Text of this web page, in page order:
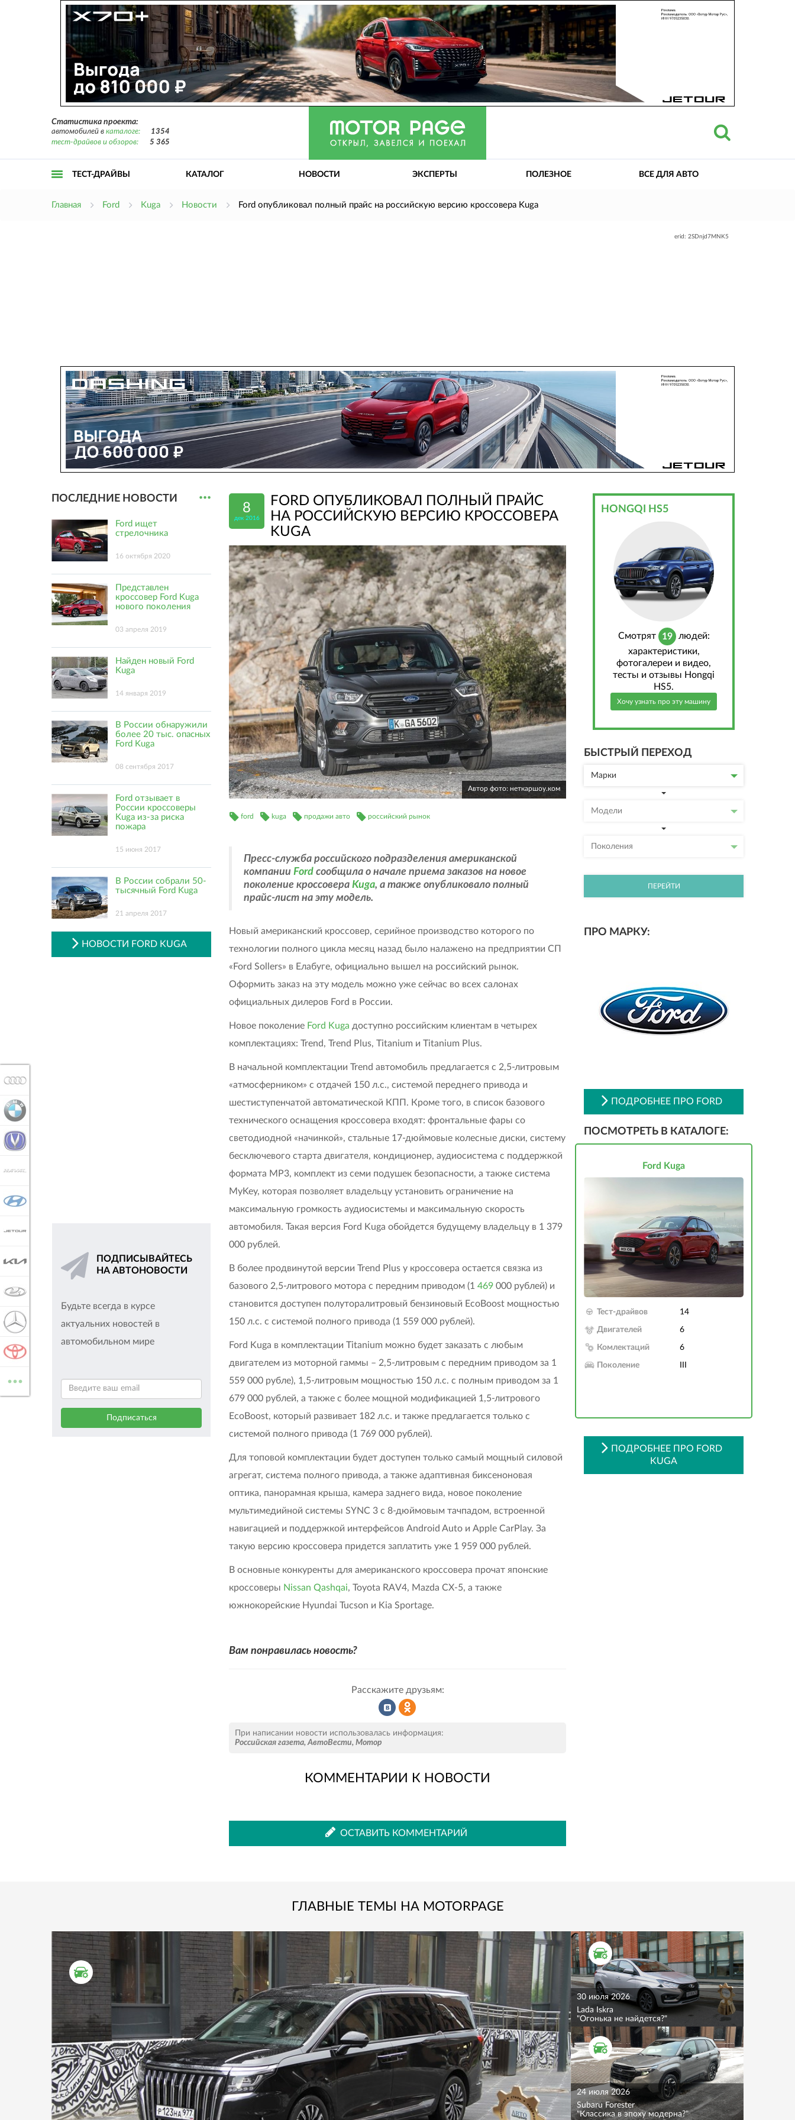
Статистика проекта:
автомобилей в каталоге:
1354
тест-драйвов и обзоров:
5 365
ТЕСТ-ДРАЙВЫ КАТАЛОГ НОВОСТИ ЭКСПЕРТЫ ПОЛЕЗНОЕ ВСЕ ДЛЯ АВТО
Главная Ford Kuga Новости Ford опубликовал полный прайс на российскую версию кроссовера Kuga
erid: 2SDnjd7MNK5
8
дек 2016
FORD ОПУБЛИКОВАЛ ПОЛНЫЙ ПРАЙС
НА РОССИЙСКУЮ ВЕРСИЮ КРОССОВЕРА
KUGA
Автор фото: неткаршоу.ком
ford kuga продажи авто российский рынок
Пресс-служба российского подразделения американской
компании Ford сообщила о начале приема заказов на новое
поколение кроссовера Kuga, а также опубликовало полный
прайс-лист на эту модель.
Новый американский кроссовер, серийное производство которого по
технологии полного цикла месяц назад было налажено на предприятии СП
«Ford Sollers» в Елабуге, официально вышел на российский рынок.
Оформить заказ на эту модель можно уже сейчас во всех салонах
официальных дилеров Ford в России.
Новое поколение Ford Kuga доступно российским клиентам в четырех
комплектациях: Trend, Trend Plus, Titanium и Titanium Plus.
В начальной комплектации Trend автомобиль предлагается с 2,5-литровым
«атмосферником» с отдачей 150 л.с., системой переднего привода и
шестиступенчатой автоматической КПП. Кроме того, в список базового
технического оснащения кроссовера входят: фронтальные фары со
светодиодной «начинкой», стальные 17-дюймовые колесные диски, систему
бесключевого старта двигателя, кондиционер, аудиосистема с поддержкой
формата MP3, комплект из семи подушек безопасности, а также система
MyKey, которая позволяет владельцу установить ограничение на
максимальную громкость аудиосистемы и максимальную скорость
автомобиля. Такая версия Ford Kuga обойдется будущему владельцу в 1 379
000 рублей.
В более продвинутой версии Trend Plus у кроссовера остается связка из
базового 2,5-литрового мотора с передним приводом (1 469 000 рублей) и
становится доступен полуторалитровый бензиновый EcoBoost мощностью
150 л.с. с системой полного привода (1 559 000 рублей).
Ford Kuga в комплектации Titanium можно будет заказать с любым
двигателем из моторной гаммы – 2,5-литровым с передним приводом за 1
559 000 рубле), 1,5-литровым мощностью 150 л.с. с полным приводом за 1
679 000 рублей, а также с более мощной модификацией 1,5-литрового
EcoBoost, который развивает 182 л.с. и также предлагается только с
системой полного привода (1 769 000 рублей).
Для топовой комплектации будет доступен только самый мощный силовой
агрегат, система полного привода, а также адаптивная биксеноновая
оптика, панорамная крыша, камера заднего вида, новое поколение
мультимедийной системы SYNC 3 с 8-дюймовым тачпадом, встроенной
навигацией и поддержкой интерфейсов Android Auto и Apple CarPlay. За
такую версию кроссовера придется заплатить уже 1 959 000 рублей.
В основные конкуренты для американского кроссовера прочат японские
кроссоверы Nissan Qashqai, Toyota RAV4, Mazda CX-5, а также
южнокорейские Hyundai Tucson и Kia Sportage.
Вам понравилась новость?
Расскажите друзьям:
во
ВКонтакте
Одноклассниках
При написании новости использовалась информация:
Российская газета,АвтоВести, Мотор
КОММЕНТАРИИ К НОВОСТИ
ОСТАВИТЬ КОММЕНТАРИЙ
ПОСЛЕДНИЕ НОВОСТИ ...
Ford ищет
стрелочника
16 октября 2020
Представлен
кроссовер Ford Kuga
нового поколения
03 апреля 2019
Найден новый Ford
Kuga
14 января 2019
В России обнаружили
более 20 тыс. опасных
Ford Kuga
08 сентября 2017
Ford отзывает в
России кроссоверы
Kuga из-за риска
пожара
15 июня 2017
В России собрали 50-
тысячный Ford Kuga
21 апреля 2017
НОВОСТИ FORD KUGA
ПОДПИСЫВАЙТЕСЬ
НА АВТОНОВОСТИ
Будьте всегда в курсе
актуальних новостей в
автомобильном мире
HONGQI HS5
Cмотрят 19 людей:
характеристики,
фотогалереи и видео,
тесты и отзывы Hongqi
HS5.
Хочу узнать про эту машину
БЫСТРЫЙ ПЕРЕХОД
Марки
Модели
Поколения
ПЕРЕЙТИ
ПРО МАРКУ:
ПОДРОБНЕЕ ПРО FORD
ПОСМОТРЕТЬ В КАТАЛОГЕ:
Ford Kuga
Тест-драйвов 14
Двигателей 6
Комлектаций 6
Поколение
ПОДРОБНЕЕ ПРО FORD
KUGA
ГЛАВНЫЕ ТЕМЫ НА MOTORPAGE
ТЕСТ ДРАЙВ
ТЕСТ ДРАЙВ
30 июля 2026
Lada Iskra
"Огонька не найдется?"
ТЕСТ ДРАЙВ
24 июля 2026
Subaru Forester
"Классика в эпоху модерна?"
MERCEDES-BENZ
... ВСЕ МАРКИ